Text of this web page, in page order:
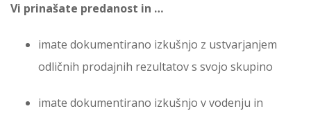
Vi prinašate predanost in …
imate dokumentirano izkušnjo z ustvarjanjem
odličnih prodajnih rezultatov s svojo skupino
imate dokumentirano izkušnjo v vodenju in